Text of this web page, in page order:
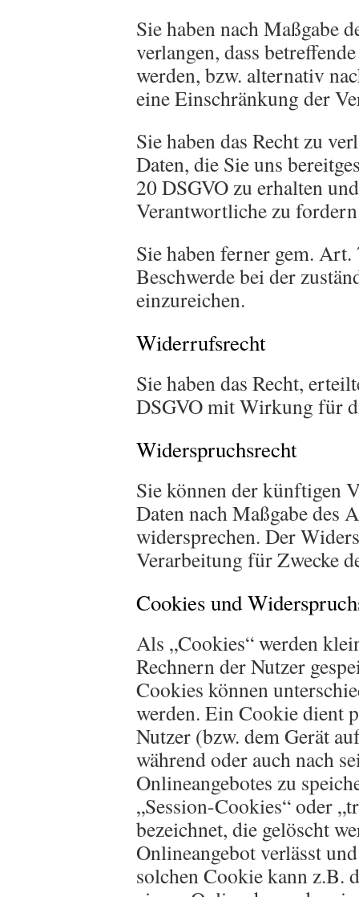
Sie haben nach Maßgabe
verlangen, dass
werden, bzw. alternativ
eine Einschränkung der
Sie haben das Recht zu
Daten, die Sie uns
20 DSGVO zu erhalten
Verantwortliche zu
Sie haben ferner gem.
Beschwerde bei der
einzureichen.
Widerrufsrecht
Sie haben das Recht,
DSGVO mit Wirkung für
Widerspruchsrecht
Sie können der künftigen
Daten nach Maßgabe des
widersprechen. Der
Verarbeitung für Zwecke
Cookies und
Als „Cookies“ werden
Rechnern der Nutzer
Cookies können
werden. Ein Cookie dient
Nutzer (bzw. dem Gerät
während oder auch nach
Onlineangebotes zu
„Session-Cookies“ oder
bezeichnet, die gelöscht
Onlineangebot verlässt
solchen Cookie kann z.B.